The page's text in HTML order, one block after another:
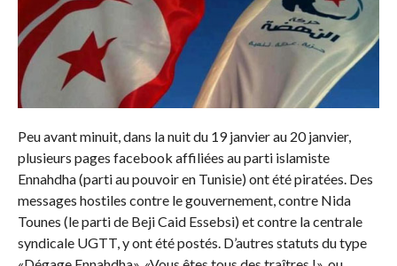
Peu avant minuit, dans la nuit du 19 janvier au 20 janvier,
plusieurs pages facebook affiliées au parti islamiste
Ennahdha (parti au pouvoir en Tunisie) ont été piratées. Des
messages hostiles contre le gouvernement, contre Nida
Tounes (le parti de Beji Caid Essebsi) et contre la centrale
syndicale UGTT, y ont été postés. D’autres statuts du type